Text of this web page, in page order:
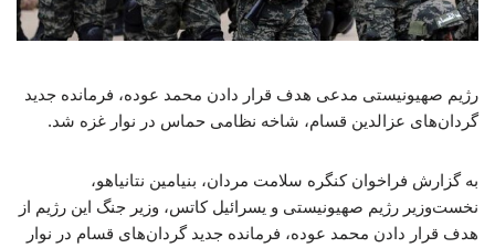
رژیم صهیونیستی مدعی هدف قرار دادن محمد عوده، فرمانده جدید
گردان‌های عزالدین قسام،‌ شاخه نظامی حماس در نوار غزه شد.
به گزارش فراخوان کنگره سلامت مردان، بنیامین نتانیاهو،
نخست‌وزیر رژیم صهیونیستی و یسرائیل کاتس، وزیر جنگ این رژیم از
هدف قرار دادن محمد عوده، فرمانده جدید گردان‌های قسام در نوار